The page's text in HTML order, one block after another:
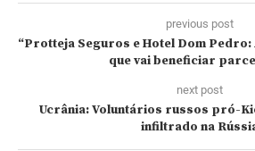
previous post
“Protteja Seguros e Hotel Dom Pedro:
que vai beneficiar
next post
Ucrânia: Voluntários russos pró-
infiltrado na